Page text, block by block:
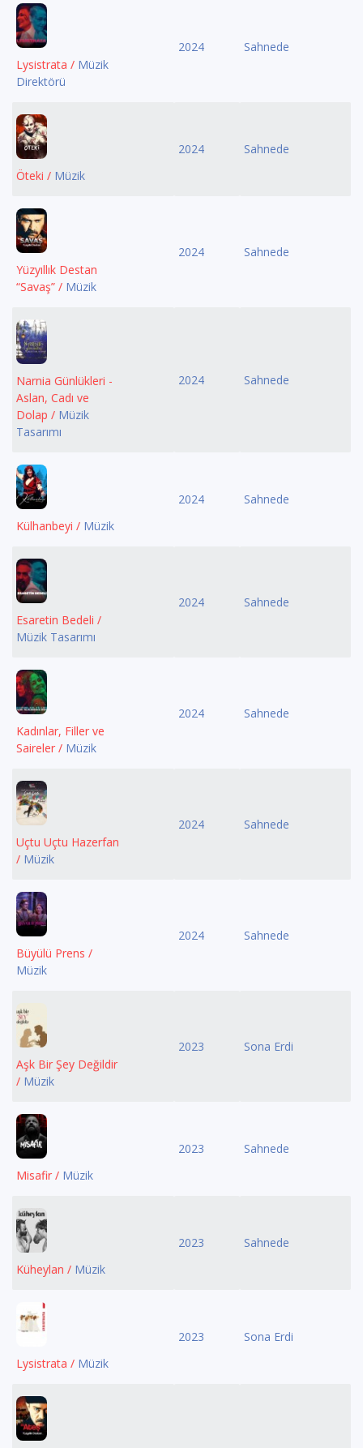
Lysistrata / Müzik
Direktörü
2024 Sahnede
Öteki / Müzik
2024 Sahnede
Yüzyıllık Destan
“Savaş” / Müzik
2024 Sahnede
Narnia Günlükleri -
Aslan, Cadı ve
Dolap / Müzik
Tasarımı
2024 Sahnede
Külhanbeyi / Müzik
2024 Sahnede
Esaretin Bedeli /
Müzik Tasarımı
2024 Sahnede
Kadınlar, Filler ve
Saireler / Müzik
2024 Sahnede
Uçtu Uçtu Hazerfan
/ Müzik
2024 Sahnede
Büyülü Prens /
Müzik
2024 Sahnede
Aşk Bir Şey Değildir
/ Müzik
2023 Sona Erdi
Misafir / Müzik
2023 Sahnede
Küheylan / Müzik
2023 Sahnede
Lysistrata / Müzik
2023 Sona Erdi